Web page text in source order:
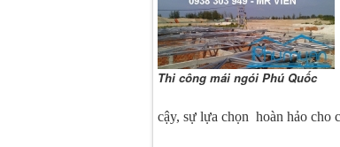
Thi công mái ngói Phú Quốc
cậy, sự lựa chọn hoàn hảo cho